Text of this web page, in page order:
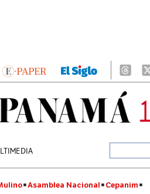
Asamblea Nacional Cepanim